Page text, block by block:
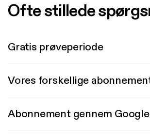
Ofte stillede
Gratis prøveperiode
Vores forskellige
Abonnement gennem